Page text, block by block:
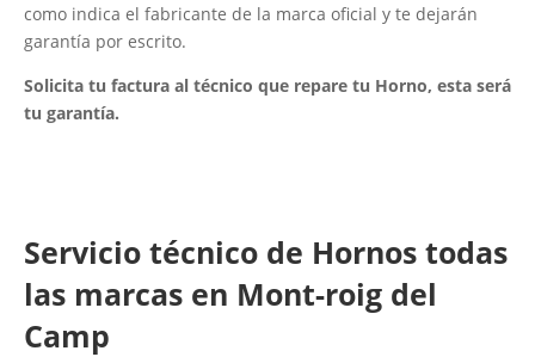
como indica el fabricante de la marca oficial y te dejarán
garantía por escrito.
Solicita tu factura al técnico que repare tu Horno, esta será
tu garantía.
Servicio técnico de Hornos todas
las marcas en Mont-roig del
Camp